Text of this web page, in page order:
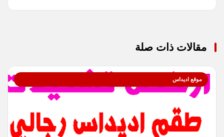
مقالات ذات صلة
موقع اديداس